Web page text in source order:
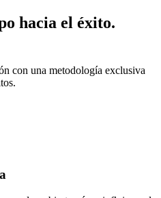
hacia el éxito.
con una metodología exclusiva